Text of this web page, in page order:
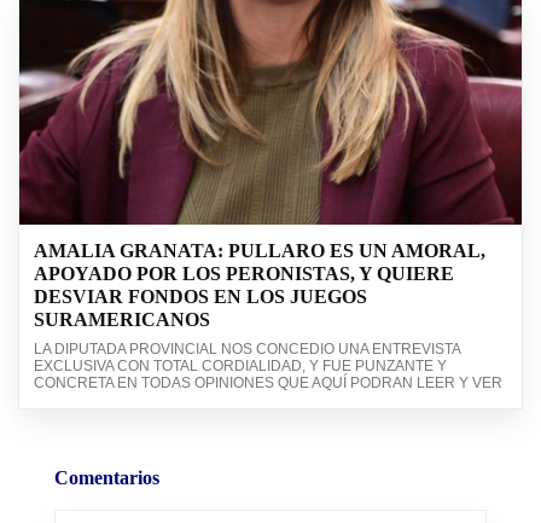
AMALIA GRANATA: PULLARO ES UN AMORAL,
APOYADO POR LOS PERONISTAS, Y QUIERE
DESVIAR FONDOS EN LOS JUEGOS
SURAMERICANOS
LA DIPUTADA PROVINCIAL NOS CONCEDIO UNA ENTREVISTA
EXCLUSIVA CON TOTAL CORDIALIDAD, Y FUE PUNZANTE Y
CONCRETA EN TODAS OPINIONES QUE AQUÍ PODRAN LEER Y VER
Comentarios